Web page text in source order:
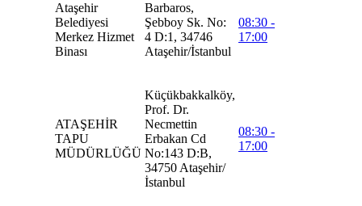
Ataşehir
Belediyesi
Merkez Hizmet
Binası
Barbaros,
Şebboy Sk. No:
4 D:1, 34746
Ataşehir/İstanbul
08:30 -
17:00
ATAŞEHİR
TAPU
MÜDÜRLÜĞÜ
Küçükbakkalköy,
Prof. Dr.
Necmettin
Erbakan Cd
No:143 D:B,
34750 Ataşehir/
İstanbul
08:30 -
17:00